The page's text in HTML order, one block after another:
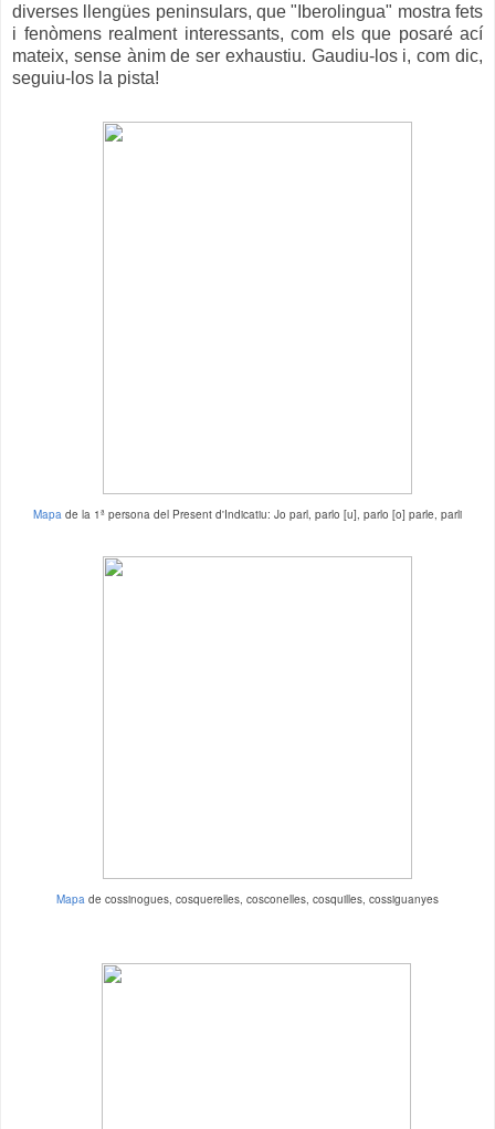
diverses llengües peninsulars, que "Iberolingua" mostra fets
i fenòmens realment interessants, com els que posaré ací
mateix, sense ànim de ser exhaustiu. Gaudiu-los i, com dic,
seguiu-los la pista!
Mapa de la 1ª persona del Present d'Indicatiu: Jo parl, parlo [u], parlo [o] parle, parli
Mapa de cossinogues, cosquerelles, cosconelles, cosquilles, cossiguanyes